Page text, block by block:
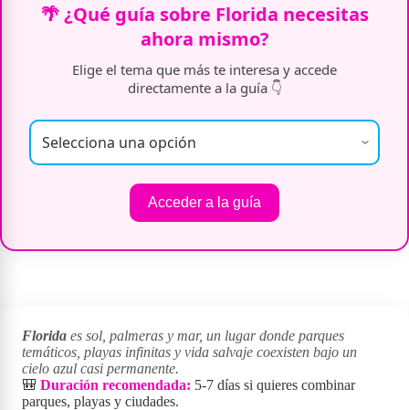
🌴 ¿Qué guía sobre Florida necesitas
ahora mismo?
Elige el tema que más te interesa y accede
directamente a la guía 👇
Acceder a la guía
Florida es sol, palmeras y mar, un lugar donde parques
temáticos, playas infinitas y vida salvaje coexisten bajo un
cielo azul casi permanente.
🎒 Duración recomendada: 5-7 días si quieres combinar
parques, playas y ciudades.